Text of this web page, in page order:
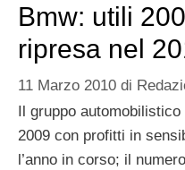
Bmw: utili
ripresa nel
11 Marzo 2010 di
Il gruppo
2009 con profitti in
l’anno in corso; il